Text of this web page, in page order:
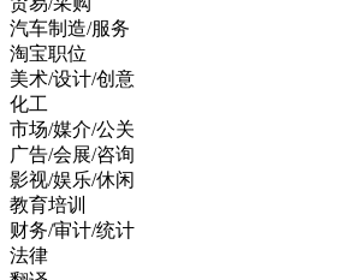
汽车制造/服务
淘宝职位
美术/设计/创意
化工
市场/媒介/公关
广告/会展/咨询
影视/娱乐/休闲
教育培训
财务/审计/统计
法律